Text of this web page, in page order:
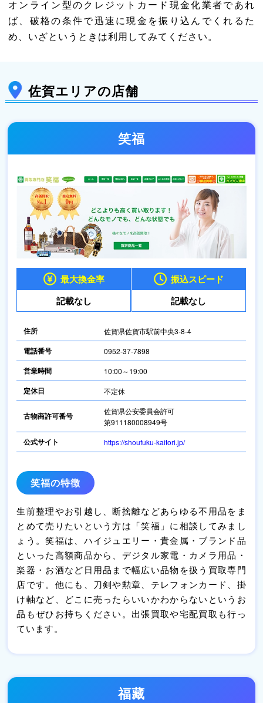
オンライン型のクレジットカード現金化業者であれ
ば、破格の条件で迅速に現金を振り込んでくれるた
め、いざというときは利用してみてください。
佐賀エリアの店舗
笑福
最大換金率
記載なし
振込スピード
記載なし
住所 佐賀県佐賀市駅前中央3-8-4
電話番号 0952-37-7898
営業時間 10:00～19:00
定休日 不定休
古物商許可番号
佐賀県公安委員会許可
第911180008949号
公式サイト https://shoufuku-kaitori.jp/
笑福の特徴
生前整理やお引越し、断捨離などあらゆる不用品をま
とめて売りたいという方は「笑福」に相談してみまし
ょう。笑福は、ハイジュエリー・貴金属・ブランド品
といった高額商品から、デジタル家電・カメラ用品・
楽器・お酒など日用品まで幅広い品物を扱う買取専門
店です。他にも、刀剣や勲章、テレフォンカード、掛
け軸など、どこに売ったらいいかわからないというお
品もぜひお持ちください。出張買取や宅配買取も行っ
ています。
福藏